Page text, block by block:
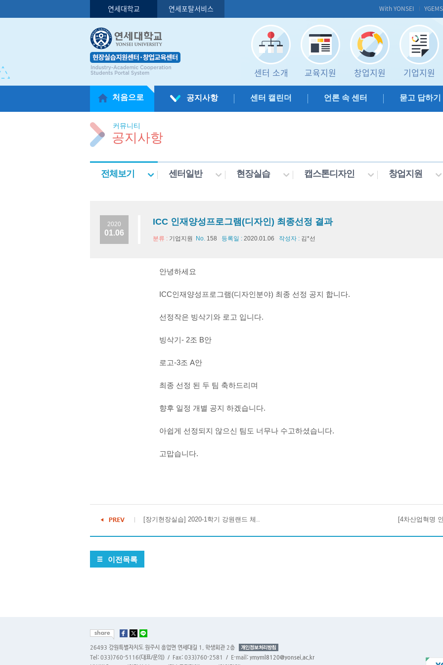
연세대학교 연세포탈서비스 With YONSEI
기업지원
창업지원
교육지원
센터 소개
처음으로 공지사항 센터 캘린더 언론 속 센터 묻고 답하기
커뮤니티
공지사항
전체보기 센터일반 현장실습 캡스톤디자인 창업지원
2020
01.06
ICC 인재양성프로그램(디자인) 최종선정 결과
분류 : 기업지원 No. 158 등록일 : 2020.01.06 작성자 : 김*선
안녕하세요
ICC인재양성프로그램(디자인분야) 최종 선정 공지 합니다.
선정작은 빙삭기와 로고 입니다.
빙삭기- 2조 B안
로고-3조 A안
최종 선정 된 두 팀 축하드리며
향후 일정 개별 공지 하겠습니다.
아쉽게 선정되지 않으신 팀도 너무나 수고하셨습니다.
고맙습니다.
[장기현장실습] 2020-1학기 강원랜드 체.. [4차산업혁명
이전목록
26493 강원특별자치도 원주시 흥업면 연세대길 1, 학생회관 2층
Tel: 033)760-5116(대표/문의) / Fax: 033)760-2581 / E-mail: ymyml8120@yonsei.ac.kr